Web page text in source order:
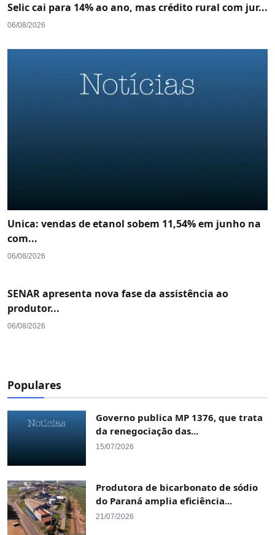
Selic cai para 14% ao ano, mas crédito rural com jur...
06/08/2026
Unica: vendas de etanol sobem 11,54% em junho na
com...
06/08/2026
SENAR apresenta nova fase da assistência ao
produtor...
06/08/2026
Populares
Governo publica MP 1376, que trata
da renegociação das...
15/07/2026
Produtora de bicarbonato de sódio
do Paraná amplia eficiência...
21/07/2026